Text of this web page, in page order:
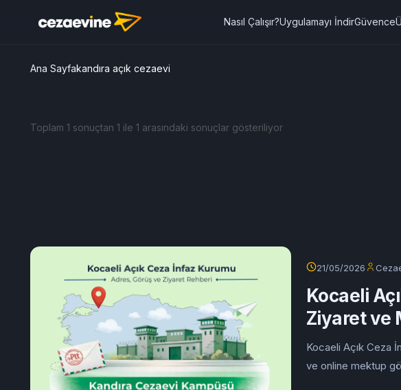
Nasıl Çalışır?Uygulamayı İndirGüvence
Ana Sayfakandıra açık cezaevi
Toplam 1 sonuçtan 1 ile 1 arasındaki sonuçlar gösteriliyor
21/05/2026
Kocaeli
Ziyaret ve
Kocaeli Açık Ceza
ve online mektup